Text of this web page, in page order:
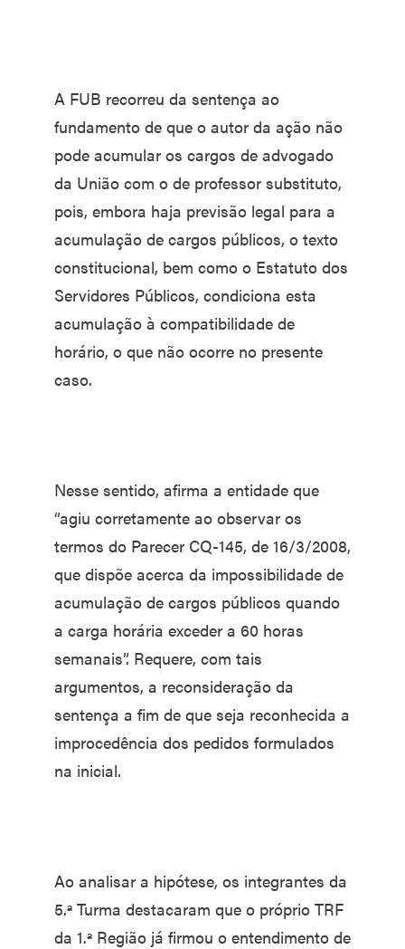
A FUB recorreu da sentença ao
fundamento de que o autor da ação não
pode acumular os cargos de advogado
da União com o de professor substituto,
pois, embora haja previsão legal para a
acumulação de cargos públicos, o texto
constitucional, bem como o Estatuto dos
Servidores Públicos, condiciona esta
acumulação à compatibilidade de
horário, o que não ocorre no presente
caso.
Nesse sentido, afirma a entidade que
“agiu corretamente ao observar os
termos do Parecer CQ-145, de 16/3/2008,
que dispõe acerca da impossibilidade de
acumulação de cargos públicos quando
a carga horária exceder a 60 horas
semanais”. Requere, com tais
argumentos, a reconsideração da
sentença a fim de que seja reconhecida a
improcedência dos pedidos formulados
na inicial.
Ao analisar a hipótese, os integrantes da
5.ª Turma destacaram que o próprio TRF
da 1.ª Região já firmou o entendimento de